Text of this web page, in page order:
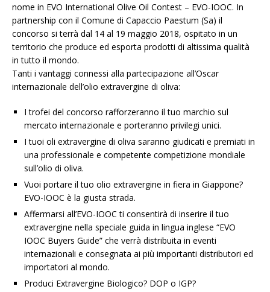
nome in EVO International Olive Oil Contest – EVO-IOOC. In
partnership con il Comune di Capaccio Paestum (Sa) il
concorso si terrà dal 14 al 19 maggio 2018, ospitato in un
territorio che produce ed esporta prodotti di altissima qualità
in tutto il mondo.
Tanti i vantaggi connessi alla partecipazione all’Oscar
internazionale dell’olio extravergine di oliva:
I trofei del concorso rafforzeranno il tuo marchio sul
mercato internazionale e porteranno privilegi unici.
I tuoi oli extravergine di oliva saranno giudicati e premiati in
una professionale e competente competizione mondiale
sull’olio di oliva.
Vuoi portare il tuo olio extravergine in fiera in Giappone?
EVO-IOOC è la giusta strada.
Affermarsi all’EVO-IOOC ti consentirà di inserire il tuo
extravergine nella speciale guida in lingua inglese “EVO
IOOC Buyers Guide” che verrà distribuita in eventi
internazionali e consegnata ai più importanti distributori ed
importatori al mondo.
Produci Extravergine Biologico? DOP o IGP?